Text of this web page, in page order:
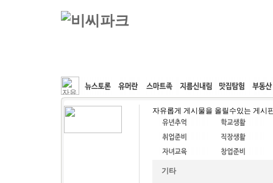
커뮤니티 속도패치 웹호스팅 공동구매
자유롭게 게시물을 올릴수있는 게시
기타